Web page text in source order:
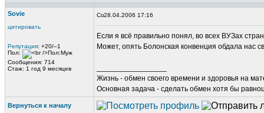
Sovie
цитировать
Репутация: +20/–1
Пол:
Сообщения: 714
Стаж: 1 год 9 месяцев
28.04.2006 17:16
Если я всё правильно понял, во всех ВУЗах
Может, опять Болонская конвенция обдала нас
Жизнь - обмен своего времени и здоровья на
Основная задача - сделать обмен хотя бы
Вернуться к началу